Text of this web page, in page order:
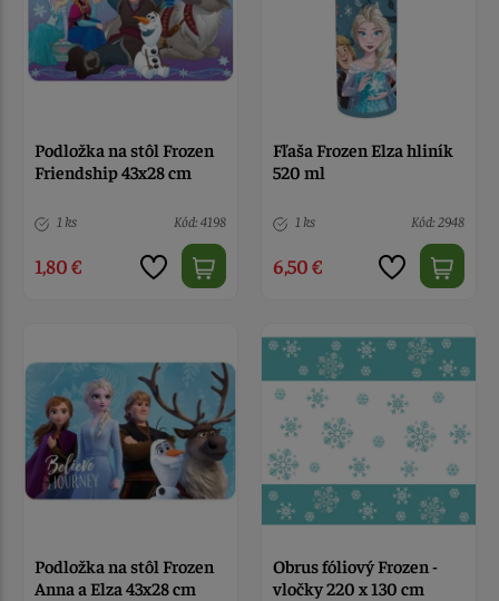
Podložka na stôl Frozen
Friendship 43x28 cm
1 ks Kód: 4198
1,80 €
Fľaša Frozen Elza hliník
520 ml
1 ks Kód: 2948
6,50 €
Podložka na stôl Frozen
Anna a Elza 43x28 cm
Obrus fóliový Frozen -
vločky 220 x 130 cm